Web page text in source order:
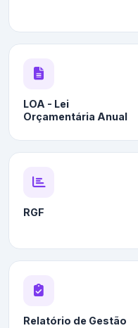
LOA - Lei
Orçamentária Anual
RGF
Relatório de Gestão